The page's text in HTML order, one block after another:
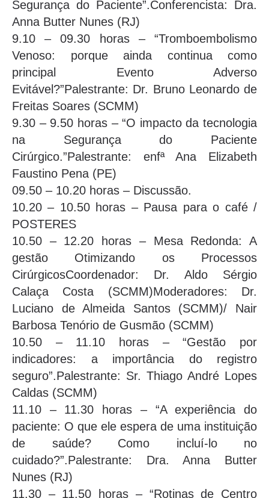
Segurança do Paciente”.Conferencista: Dra.
Anna Butter Nunes (RJ)
9.10 – 09.30 horas – “Tromboembolismo
Venoso: porque ainda continua como
principal Evento Adverso
Evitável?”Palestrante: Dr. Bruno Leonardo de
Freitas Soares (SCMM)
9.30 – 9.50 horas – “O impacto da tecnologia
na Segurança do Paciente
Cirúrgico.”Palestrante: enfª Ana Elizabeth
Faustino Pena (PE)
09.50 – 10.20 horas – Discussão.
10.20 – 10.50 horas – Pausa para o café /
POSTERES
10.50 – 12.20 horas – Mesa Redonda: A
gestão Otimizando os Processos
CirúrgicosCoordenador: Dr. Aldo Sérgio
Calaça Costa (SCMM)Moderadores: Dr.
Luciano de Almeida Santos (SCMM)/ Nair
Barbosa Tenório de Gusmão (SCMM)
10.50 – 11.10 horas – “Gestão por
indicadores: a importância do registro
seguro”.Palestrante: Sr. Thiago André Lopes
Caldas (SCMM)
11.10 – 11.30 horas – “A experiência do
paciente: O que ele espera de uma instituição
de saúde? Como incluí-lo no
cuidado?”.Palestrante: Dra. Anna Butter
Nunes (RJ)
11.30 – 11.50 horas – “Rotinas de Centro